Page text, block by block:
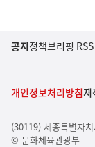
공지정책브리핑
개인정보처리방침저
(30119) 세종특별자
© 문화체육관광부